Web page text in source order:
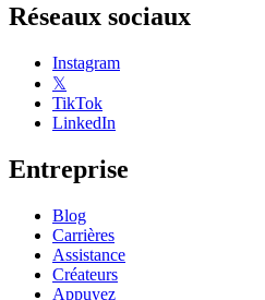
Réseaux sociaux
Instagram
𝕏
TikTok
LinkedIn
Entreprise
Blog
Carrières
Assistance
Créateurs
Appuyez